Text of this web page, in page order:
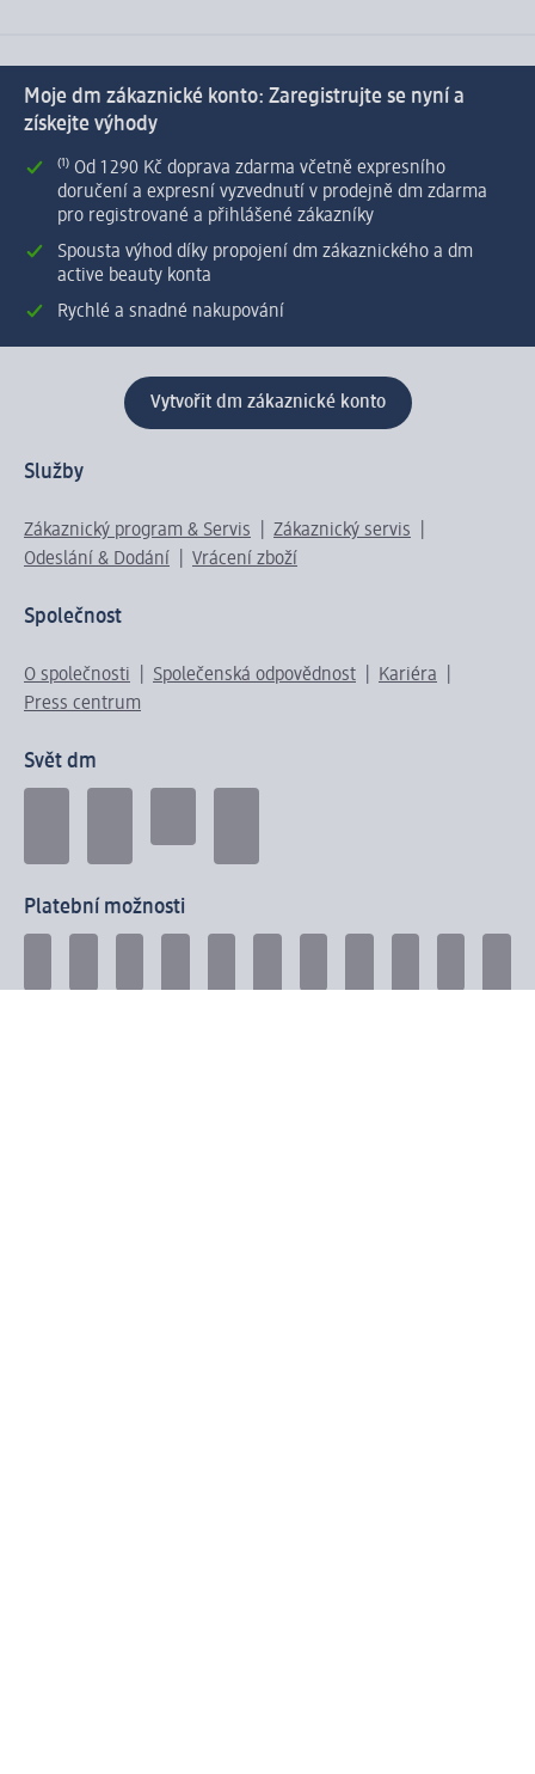
Moje dm zákaznické konto: Zaregistrujte se nyní a
získejte výhody
⁽¹⁾ Od 1 290 Kč doprava zdarma včetně expresního
doručení a expresní vyzvednutí v prodejně dm zdarma
pro registrované a přihlášené zákazníky
Spousta výhod díky propojení dm zákaznického a dm
active beauty konta
Rychlé a snadné nakupování
Vytvořit dm zákaznické konto
Služby
Zákaznický program & Servis
Zákaznický servis
Odeslání & Dodání
Vrácení zboží
Společnost
O společnosti Společenská odpovědnost
Kariéra
Press centrum
Svět dm
Platební možnosti